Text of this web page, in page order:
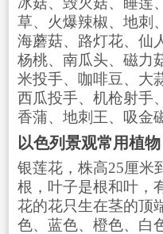
草、火爆辣椒、地刺
海蘑菇、路灯花、仙
杨桃、南瓜头、磁力
米投手、咖啡豆、大
西瓜投手、机枪射手
香蒲、地刺王、吸金
以色列景观常用植物
银莲花，株高25厘米
根，叶子是根和叶，
花的花只生在茎的顶
色、蓝色、橙色、白